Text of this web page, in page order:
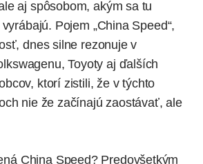
aj spôsobom, akým sa tu
Pojem „China Speed“,
dnes silne rezonuje v
Toyoty aj ďalších
ktorí zistili, že v týchto
nie že začínajú zaostávať, ale
China Speed? Predovšetkým